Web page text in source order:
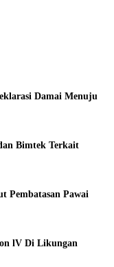
Damai Menuju
Bimtek Terkait
Pembatasan Pawai
lV Di Likungan